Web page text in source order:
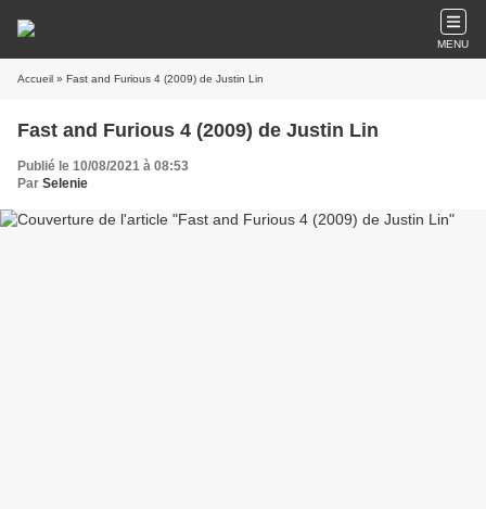
MENU
Accueil » Fast and Furious 4 (2009) de Justin Lin
Fast and Furious 4 (2009) de Justin Lin
Publié le 10/08/2021 à 08:53
Par Selenie